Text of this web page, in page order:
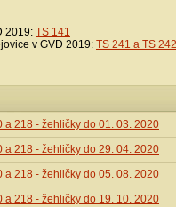
2019: TS 141
v GVD 2019: TS 241 a TS 242
a 218 - žehličky do 01. 03. 2020
a 218 - žehličky do 29. 04. 2020
a 218 - žehličky do 05. 08. 2020
a 218 - žehličky do 19. 10. 2020